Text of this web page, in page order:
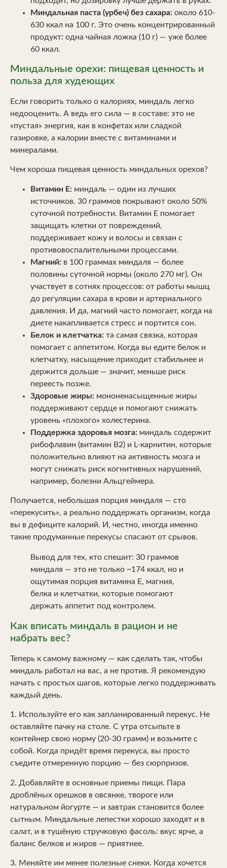
Миндальная паста (урбеч) без сахара: около 610-
630 ккал на 100 г. Это очень концентрированный
продукт: одна чайная ложка (10 г) — уже более
60 ккал.
Миндальные орехи: пищевая ценность и
польза для худеющих
Если говорить только о калориях, миндаль легко
недооценить. А ведь его сила — в составе: это не
«пустая» энергия, как в конфетах или сладкой
газировке, а калории вместе с витаминами и
минералами.
Чем хороша пищевая ценность миндальных орехов?
Витамин E: миндаль — один из лучших
источников. 30 граммов покрывают около 50%
суточной потребности. Витамин E помогает
защищать клетки от повреждений,
поддерживает кожу и волосы и связан с
противовоспалительными процессами.
Магний: в 100 граммах миндаля — более
половины суточной нормы (около 270 мг). Он
участвует в сотнях процессов: от работы мышц
до регуляции сахара в крови и артериального
давления. И да, магний часто помогает, когда на
диете накапливается стресс и портится сон.
Белок и клетчатка: та самая связка, которая
помогает с аппетитом. Когда вы едите белок и
клетчатку, насыщение приходит стабильнее и
держится дольше — значит, меньше риск
переесть позже.
Здоровые жиры: мононенасыщенные жиры
поддерживают сердце и помогают снижать
уровень «плохого» холестерина.
Поддержка здоровья мозга: миндаль содержит
рибофлавин (витамин B2) и L-карнитин, которые
положительно влияют на активность мозга и
могут снижать риск когнитивных нарушений,
например, болезни Альцгеймера.
Получается, небольшая порция миндаля — сто
«перекусить», а реально поддержать организм, когда
вы в дефиците калорий. И, честно, иногда именно
такие продуманные перекусы спасают от срывов.
Вывод для тех, кто спешит: 30 граммов
миндаля — это не только ~174 ккал, но и
ощутимая порция витамина E, магния,
белка и клетчатки, которые помогают
держать аппетит под контролем.
Как вписать миндаль в рацион и не
набрать вес?
Теперь к самому важному — как сделать так, чтобы
миндаль работал на вас, а не против. Я рекомендую
начать с простых шагов, которые легко поддерживать
каждый день.
1. Используйте его как запланированный перекус. Не
оставляйте пачку на столе. С утра отсыпьте в
контейнер свою норму (20-30 грамм) и возьмите с
собой. Когда придёт время перекуса, вы просто
съедите отмеренную порцию — без сюрпризов.
2. Добавляйте в основные приемы пищи. Пара
дроблёных орешков в овсянке, твороге или
натуральном йогурте — и завтрак становится более
сытным. Миндальные лепестки хорошо заходят и в
салат, и в тушёную стручковую фасоль: вкус ярче, а
баланс белков и жиров — приятнее.
3. Меняйте им менее полезные снеки. Когда хочется